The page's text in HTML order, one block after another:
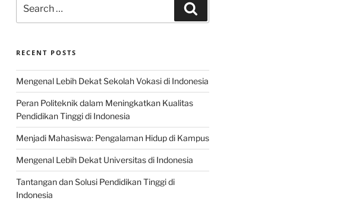
for:
RECENT POSTS
Mengenal Lebih Dekat Sekolah Vokasi di Indonesia
Peran Politeknik dalam Meningkatkan Kualitas
Pendidikan Tinggi di Indonesia
Menjadi Mahasiswa: Pengalaman Hidup di Kampus
Mengenal Lebih Dekat Universitas di Indonesia
Tantangan dan Solusi Pendidikan Tinggi di
Indonesia